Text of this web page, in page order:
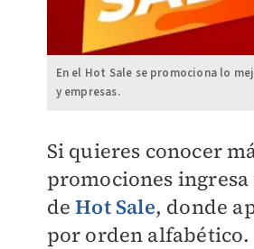
En el Hot Sale se promociona lo
y empresas.
Si quieres conocer
promociones ingresa
deHot Sale, donde
por orden alfabético.